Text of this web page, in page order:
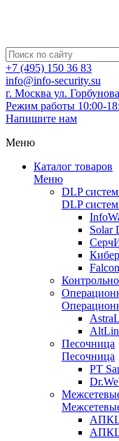
+7 (495) 150 36 83
info@info-security.su
г. Москва ул.
Режим работы 10:00-
Напишите нам
Меню
Каталог товаров
Меню
DLP
DLP
Solar
Песочница
Песочница
PT
АПКШ
АПКШ